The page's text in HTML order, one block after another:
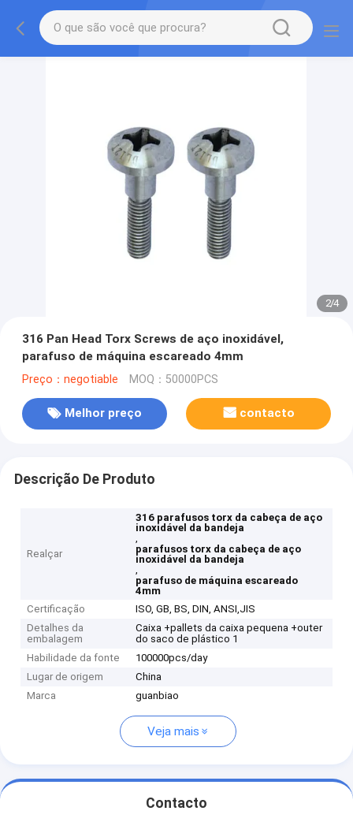
2/4
316 Pan Head Torx Screws de aço inoxidável,
parafuso de máquina escareado 4mm
Preço：negotiable MOQ：50000PCS
Melhor preço contacto
Descrição De Produto
Realçar
316 parafusos torx da cabeça de aço
inoxidável da bandeja
,
parafusos torx da cabeça de aço
inoxidável da bandeja
,
parafuso de máquina escareado
4mm
Certificação
ISO, GB, BS, DIN, ANSI,JIS
Detalhes da
embalagem
Caixa +pallets da caixa pequena +outer
do saco de plástico 1
Habilidade da fonte
100000pcs/day
Lugar de origem
China
Marca
guanbiao
Veja mais
Contacto